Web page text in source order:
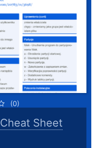
(0)
Cheat Sheet